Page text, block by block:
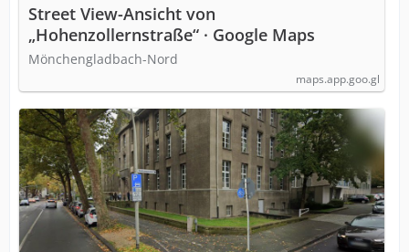
Street View-Ansicht von
„Hohenzollernstraße“ · Google Maps
Mönchengladbach-Nord
maps.app.goo.gl